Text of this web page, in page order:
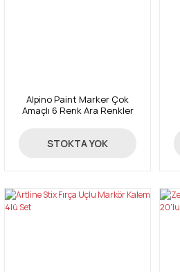
Alpino Paint Marker Çok
Amaçlı 6 Renk Ara Renkler
87,71 TL
STOKTA YOK